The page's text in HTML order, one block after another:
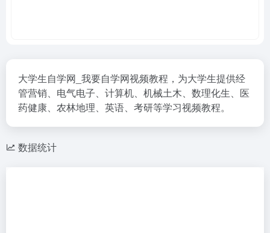
大学生自学网_我要自学网视频教程，为大学生提供经
管营销、电气电子、计算机、机械土木、数理化生、医
药健康、农林地理、英语、考研等学习视频教程。
数据统计